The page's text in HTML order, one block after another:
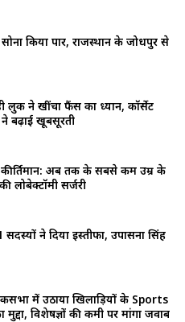
किया पार, राजस्थान के जोधपुर से
लुक ने खींचा फैंस का ध्यान, कॉर्सेट
बढ़ाई खूबसूरती
अब तक के सबसे कम उम्र के
सर्जरी
ने दिया इस्तीफा, उपासना सिंह
में उठाया खिलाड़ियों के Sports
विशेषज्ञों की कमी पर मांगा जवाब